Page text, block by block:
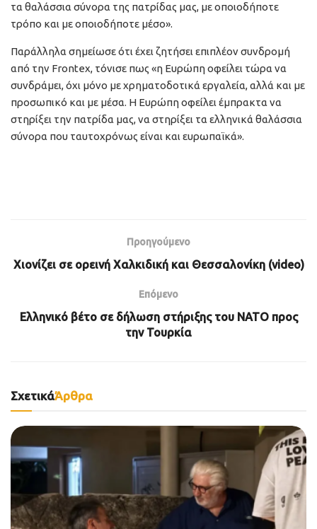
τα θαλάσσια σύνορα της πατρίδας μας, με οποιοδήποτε
τρόπο και με οποιοδήποτε μέσο».
Παράλληλα σημείωσε ότι έχει ζητήσει επιπλέον συνδρομή
από την Frontex, τόνισε πως «η Ευρώπη οφείλει τώρα να
συνδράμει, όχι μόνο με χρηματοδοτικά εργαλεία, αλλά και με
προσωπικό και με μέσα. Η Ευρώπη οφείλει έμπρακτα να
στηρίξει την πατρίδα μας, να στηρίξει τα ελληνικά θαλάσσια
σύνορα που ταυτοχρόνως είναι και ευρωπαϊκά».
Προηγούμενο
Χιονίζει σε ορεινή Χαλκιδική και Θεσσαλονίκη (video)
Επόμενο
Ελληνικό βέτο σε δήλωση στήριξης του ΝΑΤΟ προς
την Τουρκία
ΣχετικάΆρθρα